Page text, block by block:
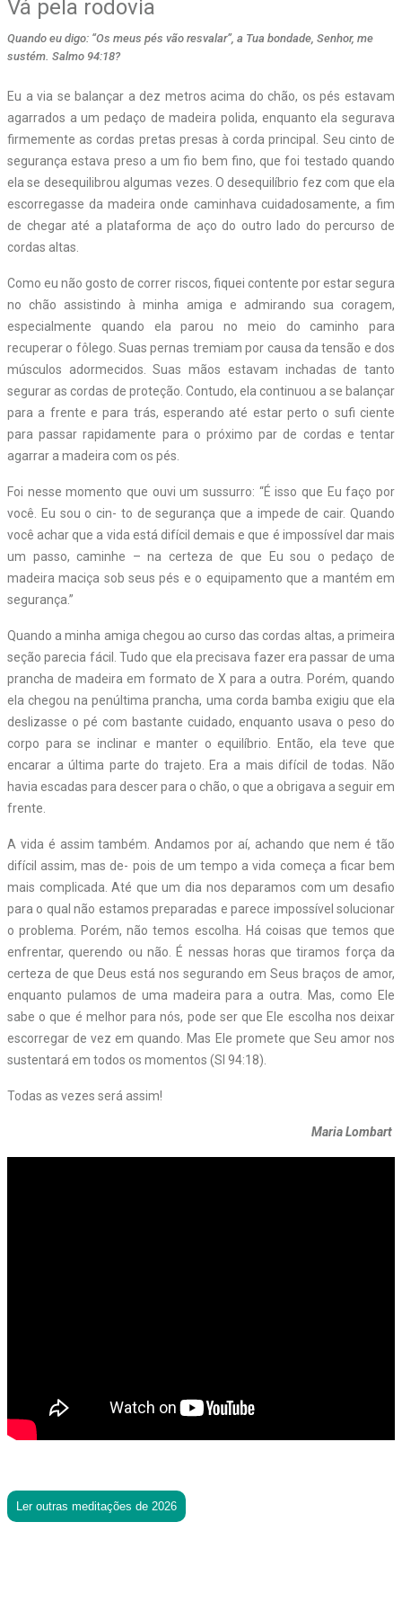
Vá pela rodovia
Quando eu digo: “Os meus pés vão resvalar”, a Tua bondade, Senhor, me
sustém. Salmo 94:18?
Eu a via se balançar a dez metros acima do chão, os pés estavam
agarrados a um pedaço de madeira polida, enquanto ela segurava
firmemente as cordas pretas presas à corda principal. Seu cinto de
segurança estava preso a um fio bem fino, que foi testado quando
ela se desequilibrou algumas vezes. O desequilíbrio fez com que ela
escorregasse da madeira onde caminhava cuidadosamente, a fim
de chegar até a plataforma de aço do outro lado do percurso de
cordas altas.
Como eu não gosto de correr riscos, fiquei contente por estar segura
no chão assistindo à minha amiga e admirando sua coragem,
especialmente quando ela parou no meio do caminho para
recuperar o fôlego. Suas pernas tremiam por causa da tensão e dos
músculos adormecidos. Suas mãos estavam inchadas de tanto
segurar as cordas de proteção. Contudo, ela continuou a se balançar
para a frente e para trás, esperando até estar perto o sufi ciente
para passar rapidamente para o próximo par de cordas e tentar
agarrar a madeira com os pés.
Foi nesse momento que ouvi um sussurro: “É isso que Eu faço por
você. Eu sou o cin- to de segurança que a impede de cair. Quando
você achar que a vida está difícil demais e que é impossível dar mais
um passo, caminhe – na certeza de que Eu sou o pedaço de
madeira maciça sob seus pés e o equipamento que a mantém em
segurança.”
Quando a minha amiga chegou ao curso das cordas altas, a primeira
seção parecia fácil. Tudo que ela precisava fazer era passar de uma
prancha de madeira em formato de X para a outra. Porém, quando
ela chegou na penúltima prancha, uma corda bamba exigiu que ela
deslizasse o pé com bastante cuidado, enquanto usava o peso do
corpo para se inclinar e manter o equilíbrio. Então, ela teve que
encarar a última parte do trajeto. Era a mais difícil de todas. Não
havia escadas para descer para o chão, o que a obrigava a seguir em
frente.
A vida é assim também. Andamos por aí, achando que nem é tão
difícil assim, mas de- pois de um tempo a vida começa a ficar bem
mais complicada. Até que um dia nos deparamos com um desafio
para o qual não estamos preparadas e parece impossível solucionar
o problema. Porém, não temos escolha. Há coisas que temos que
enfrentar, querendo ou não. É nessas horas que tiramos força da
certeza de que Deus está nos segurando em Seus braços de amor,
enquanto pulamos de uma madeira para a outra. Mas, como Ele
sabe o que é melhor para nós, pode ser que Ele escolha nos deixar
escorregar de vez em quando. Mas Ele promete que Seu amor nos
sustentará em todos os momentos (Sl 94:18).
Todas as vezes será assim!
Maria Lombart
Ler outras meditações de 2026